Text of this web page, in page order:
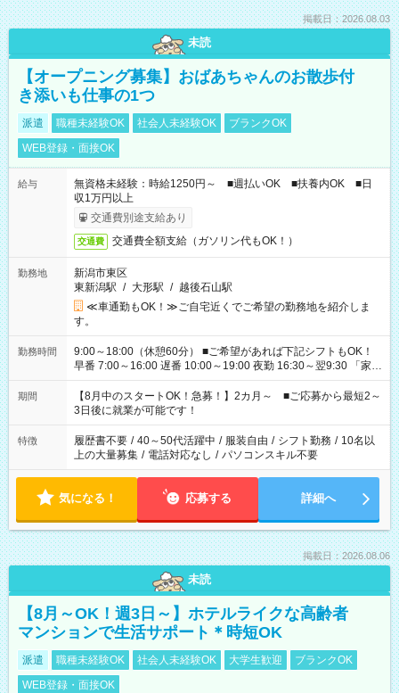
掲載日：2026.08.03
未読
【オープニング募集】おばあちゃんのお散歩付
き添いも仕事の1つ
派遣 職種未経験OK 社会人未経験OK
ブランクOK
WEB登録・面接OK
給与
無資格未経験：時給1250円～ ■週払いOK ■扶養内OK ■日
収1万円以上
交通費別途支給あり
交通費 交通費全額支給（ガソリン代もOK！）
勤務地
新潟市東区
東新潟駅 / 大形駅 / 越後石山駅
≪車通勤もOK！≫ご自宅近くでご希望の勤務地を紹介しま
す。
勤務時間
9:00～18:00（休憩60分） ■ご希望があれば下記シフトもOK！
早番 7:00～16:00 遅番 10:00～19:00 夜勤 16:30～翌9:30 「家族
と休みを合わせたい」 「余裕を持って夕飯の準備がしたい」
「できれば残業はしたくない」 など、ご希望を教えてください
ね。 ※Wワーク希望の方へ 今ご覧のお仕事で希望する勤務時間
と、もう1つのお仕事の勤務時間。 合計で週40時間を超える場
合は応募できません。
期間
【8月中のスタートOK！急募！】2カ月～ ■ご応募から最短2～
3日後に就業が可能です！
特徴 履歴書不要 / 40～50代活躍中 / 服装自由 / シフト勤務 / 10名以
上の大量募集 / 電話対応なし / パソコンスキル不要
気になる！ 応募する 詳細へ
掲載日：2026.08.06
未読
【8月～OK！週3日～】ホテルライクな高齢者
マンションで生活サポート＊時短OK
派遣 職種未経験OK 社会人未経験OK 大学生歓迎
ブランクOK
WEB登録・面接OK